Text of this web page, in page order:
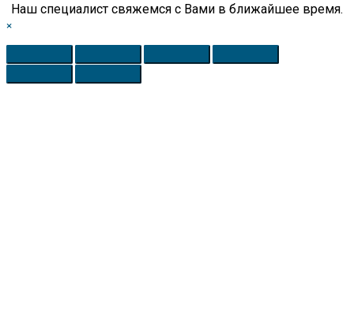
Наш специалист свяжемся с Вами в ближайшее время.
×